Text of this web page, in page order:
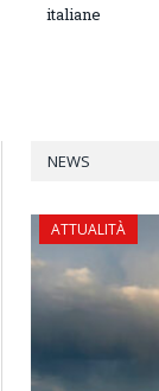
italiane
NEWS
ATTUALITÀ